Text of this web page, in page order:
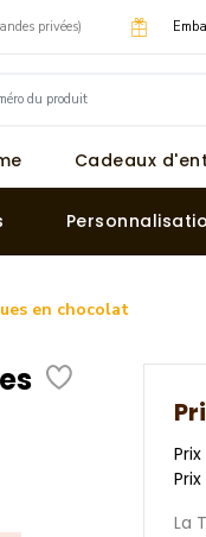
privées)
Cadeaux
en chocolat
La